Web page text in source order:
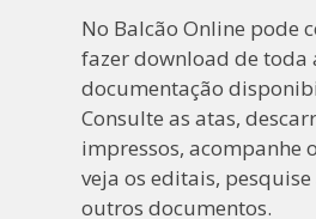
No Balcão Online pode
fazer download de toda
documentação
Consulte as atas,
impressos, acompanhe
veja os editais,
outros documentos.